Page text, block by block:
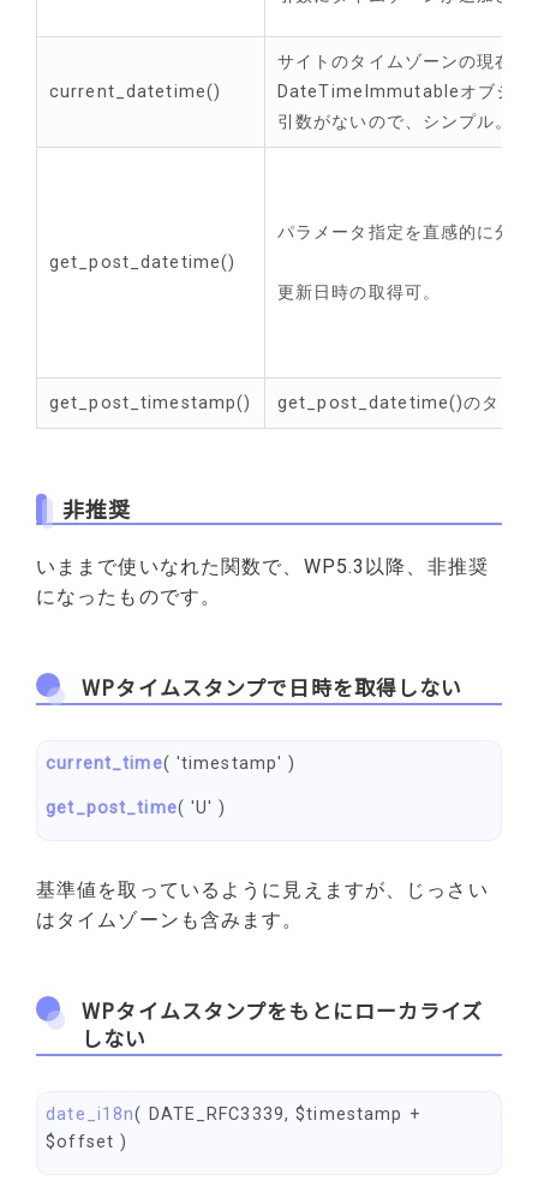
current_datetime()
サイトのタイムゾーンの現在日
DateTimeImmutableオブジェ
引数がないので、シンプル。
get_post_datetime()
パラメータ指定を直感的に分
更新日時の取得可。
get_post_timestamp() get_post_datetime()のタイム
非推奨
いままで使いなれた関数で、WP5.3以降、非推奨
になったものです。
WPタイムスタンプで日時を取得しない
current_time( 'timestamp' )
get_post_time( 'U' )
基準値を取っているように見えますが、じっさい
はタイムゾーンも含みます。
WPタイムスタンプをもとにローカライズ
しない
date_i18n( DATE_RFC3339, $timestamp +
$offset )